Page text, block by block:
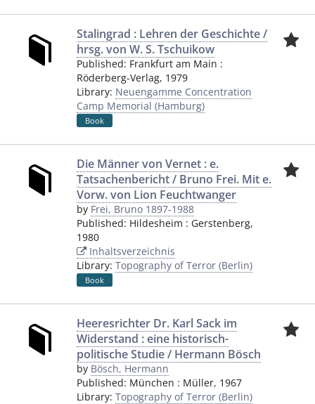
Stalingrad : Lehren der Geschichte /
hrsg. von W. S. Tschuikow
Published: Frankfurt am Main :
Röderberg-Verlag, 1979
Library: Neuengamme Concentration
Camp Memorial (Hamburg)
Book
Die Männer von Vernet : e.
Tatsachenbericht / Bruno Frei. Mit e.
Vorw. von Lion Feuchtwanger
by Frei, Bruno 1897-1988
Published: Hildesheim : Gerstenberg,
1980
Inhaltsverzeichnis
Library: Topography of Terror (Berlin)
Book
Heeresrichter Dr. Karl Sack im
Widerstand : eine historisch-
politische Studie / Hermann Bösch
by Bösch, Hermann
Published: München : Müller, 1967
Library: Topography of Terror (Berlin)